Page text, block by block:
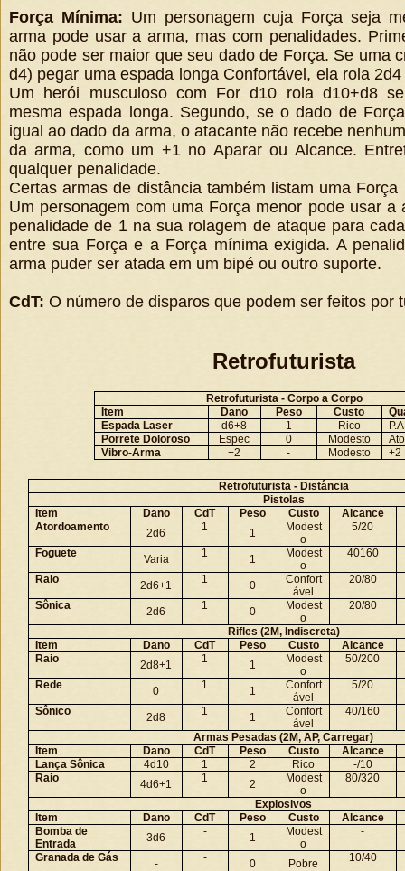
Força Mínima: Um personagem cuja Força seja
arma pode usar a arma, mas com penalidades.
não pode ser maior que seu dado de Força. Se uma
d4) pegar uma espada longa Confortável, ela rola
Um herói musculoso com For d10 rola d10+d8
mesma espada longa. Segundo, se o dado de
igual ao dado da arma, o atacante não recebe
da arma, como um +1 no Aparar ou Alcance.
qualquer penalidade.
Certas armas de distância também listam uma
Um personagem com uma Força menor pode usar a
penalidade de 1 na sua rolagem de ataque para
entre sua Força e a Força mínima exigida. A
arma puder ser atada em um bipé ou outro suporte.
CdT: O número de disparos que podem ser feitos por
Retrofuturista
Retrofuturista - Corpo a Corpo
Item
Dano Peso Custo
Espada Laser
d6+8 1 Rico
Porrete Doloroso
Espec 0 Modesto
Vibro-Arma
+2 - Modesto +2
Retrofuturista - Distância
Pistolas
Item
Dano CdT Peso Custo
Alcance
Atordoamento
2d6 1 1
Modest
o
5/20
Foguete Varia 1 1
Modest
o
40160
Raio 2d6+1 1 0
Confort
ável
20/80
Sônica 2d6 1 0
Modest
o
20/80
Rifles (2M, Indiscreta)
Item
Dano CdT Peso Custo
Alcance
Raio
2d8+1 1 1
Modest
o
50/200
Rede 0 1 1
Confort
ável
5/20
Sônico 2d8 1 1
Confort
ável
40/160
Armas Pesadas (2M, AP, Carregar)
Item
Dano CdT Peso Custo
Alcance
Lança Sônica
4d10 1 2 Rico
-/10
Raio
4d6+1 1 2
Modest
o
80/320
Explosivos
Item
Dano CdT Peso Custo
Alcance
Bomba de
Entrada
3d6 - 1
Modest
o
-
Granada de Gás - - 0 Pobre 10/40